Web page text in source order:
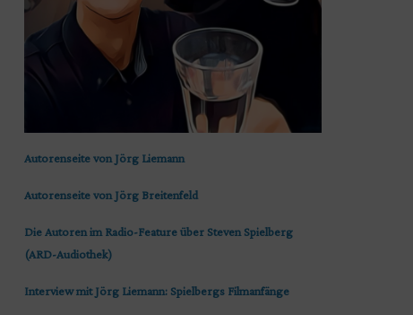
Autorenseite von Jörg Liemann
Autorenseite von Jörg Breitenfeld
Die Autoren im Radio-Feature über Steven Spielberg
(ARD-Audiothek)
Interview mit Jörg Liemann: Spielbergs Filmanfänge